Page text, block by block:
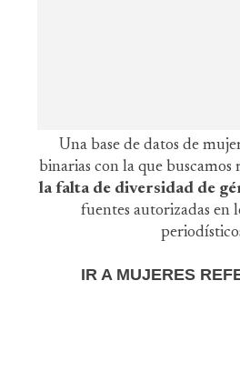
Una base de datos de
binarias con la que
la falta de diversidad de
fuentes autorizadas en
IR A MUJERES